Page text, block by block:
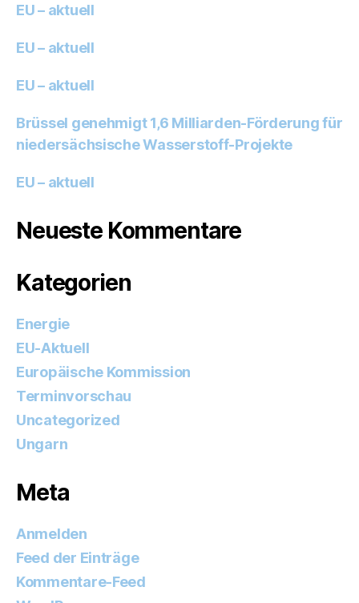
EU – aktuell
EU – aktuell
EU – aktuell
Brüssel genehmigt 1,6 Milliarden-Förderung für
niedersächsische Wasserstoff-Projekte
EU – aktuell
Neueste Kommentare
Kategorien
Energie
EU-Aktuell
Europäische Kommission
Terminvorschau
Uncategorized
Ungarn
Meta
Anmelden
Feed der Einträge
Kommentare-Feed